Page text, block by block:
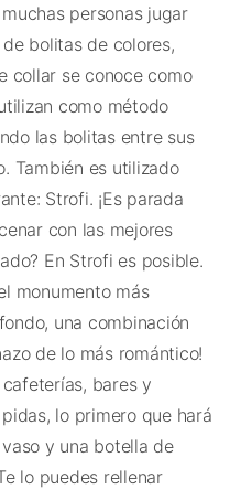
personas jugar
bolitas de colores,
collar se conoce como
como método
las bolitas entre sus
También es utilizado
Strofi. ¡Es parada
con las mejores
En Strofi es posible.
monumento más
una combinación
de lo más romántico!
bares y
lo primero que hará
y una botella de
lo puedes rellenar